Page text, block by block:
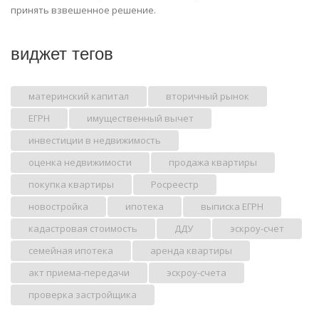
принять взвешенное решение.
виджет тегов
материнский капитал
вторичный рынок
ЕГРН
имущественный вычет
инвестиции в недвижимость
оценка недвижимости
продажа квартиры
покупка квартиры
Росреестр
новостройка
ипотека
выписка ЕГРН
кадастровая стоимость
ДДУ
эскроу-счет
семейная ипотека
аренда квартиры
акт приема-передачи
эскроу-счета
проверка застройщика